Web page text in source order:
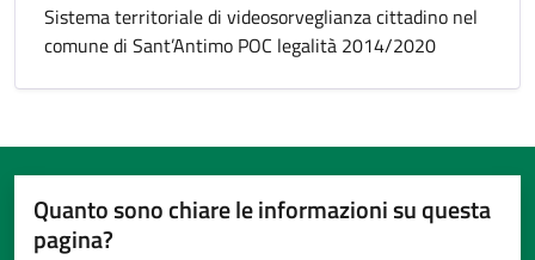
Sistema territoriale di videosorveglianza cittadino nel
comune di Sant’Antimo POC legalità 2014/2020
Quanto sono chiare le informazioni su questa
pagina?